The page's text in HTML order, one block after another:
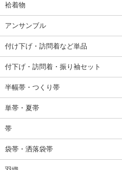
袷着物
アンサンブル
付け下げ・訪問着など単品
付下げ・訪問着・振り袖セット
半幅帯・つくり帯
単帯・夏帯
帯
袋帯・洒落袋帯